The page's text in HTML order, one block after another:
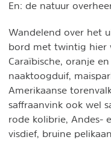
En: de natuur
Wandelend over het
bord met twintig hier
Caraïbische, oranje
naaktoogduif,
Amerikaanse
saffraanvink ook wel
rode kolibrie, Andes-
visdief, bruine